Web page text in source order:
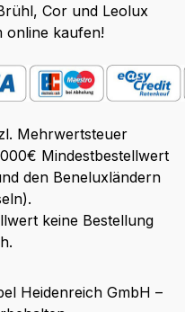
Cor und Leolux
online kaufen!
Mehrwertsteuer
Mindestbestellwert
den Beneluxländern
keine Bestellung
Heidenreich GmbH –